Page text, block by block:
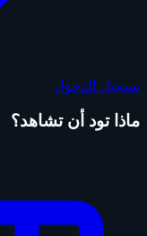
تسجيل الدخول
ماذا تود أن تشاهد؟